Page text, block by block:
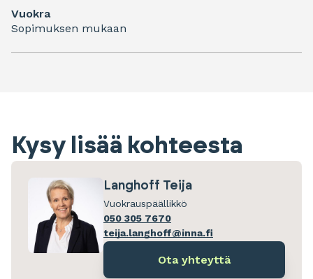
Vuokra
Sopimuksen mukaan
Kysy lisää kohteesta
Langhoff Teija
Vuokrauspäällikkö
050 305 7670
teija.langhoff@inna.fi
Ota yhteyttä